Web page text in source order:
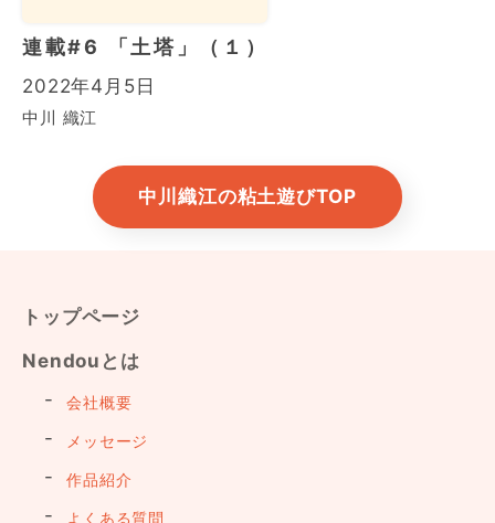
連載#6 「土塔」（１）
2022年4月5日
中川 織江
中川織江の粘土遊びTOP
トップページ
Nendouとは
会社概要
メッセージ
作品紹介
よくある質問